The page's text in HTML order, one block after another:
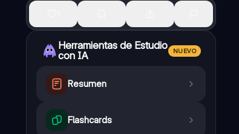
Herramientas de Estudio
con IA
NUEVO
Resumen
Flashcards